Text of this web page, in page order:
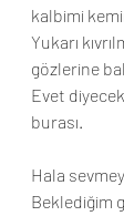
kalbimi
Yukarı
gözlerine
Evet
burası.
Hala
Beklediğim